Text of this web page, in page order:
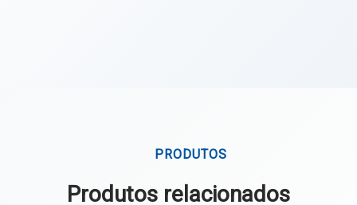
PRODUTOS
Produtos relacionados